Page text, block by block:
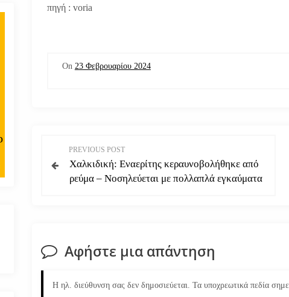
πηγή : voria
On 23 Φεβρουαρίου 2024
λ
γ
η
PREVIOUS POST
Χαλκιδική: Εναερίτης κεραυνοβολήθηκε από
ρεύμα – Νοσηλεύεται με πολλαπλά εγκαύματα
Αφήστε μια απάντηση
Η ηλ. διεύθυνση σας δεν δημοσιεύεται. Τα υποχρεωτικά πεδία